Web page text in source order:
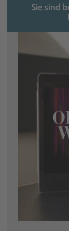
Sie sind